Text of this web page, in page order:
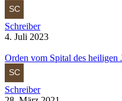
Schreiber
4. Juli 2023
Orden vom Spital des heiligen
Schreiber